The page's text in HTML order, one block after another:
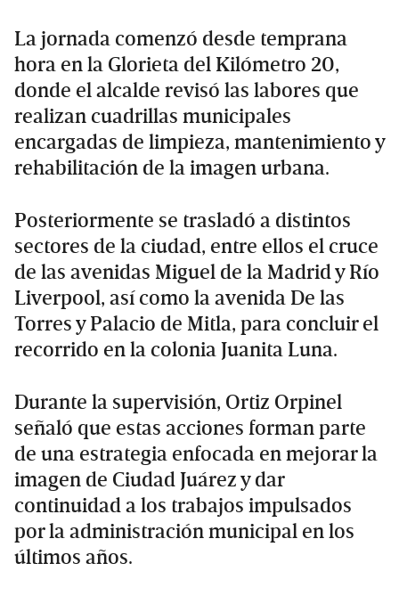
La jornada comenzó desde temprana
hora en la Glorieta del Kilómetro 20,
donde el alcalde revisó las labores que
realizan cuadrillas municipales
encargadas de limpieza, mantenimiento y
rehabilitación de la imagen urbana.
Posteriormente se trasladó a distintos
sectores de la ciudad, entre ellos el cruce
de las avenidas Miguel de la Madrid y Río
Liverpool, así como la avenida De las
Torres y Palacio de Mitla, para concluir el
recorrido en la colonia Juanita Luna.
Durante la supervisión, Ortiz Orpinel
señaló que estas acciones forman parte
de una estrategia enfocada en mejorar la
imagen de Ciudad Juárez y dar
continuidad a los trabajos impulsados
por la administración municipal en los
últimos años.